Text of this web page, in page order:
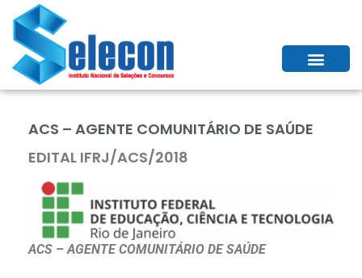
ACS – AGENTE COMUNITÁRIO DE SAÚDE
EDITAL IFRJ/ACS/2018
ACS – AGENTE COMUNITÁRIO DE SAÚDE